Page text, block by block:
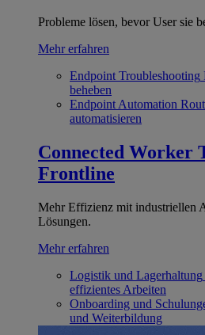
Probleme lösen, bevor User sie
Mehr erfahren
Endpoint Troubleshooting
beheben
Endpoint Automation
automatisieren
Connected Worker
Frontline
Mehr Effizienz mit industriellen
Lösungen.
Mehr erfahren
Logistik und Lagerhaltung
effizientes Arbeiten
Onboarding und
und Weiterbildung